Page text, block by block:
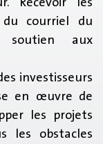
courriel du
soutien aux
investisseurs
en œuvre de
les projets
les obstacles